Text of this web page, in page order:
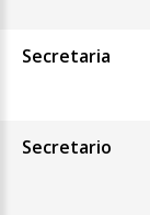
Secretaria
Secretario